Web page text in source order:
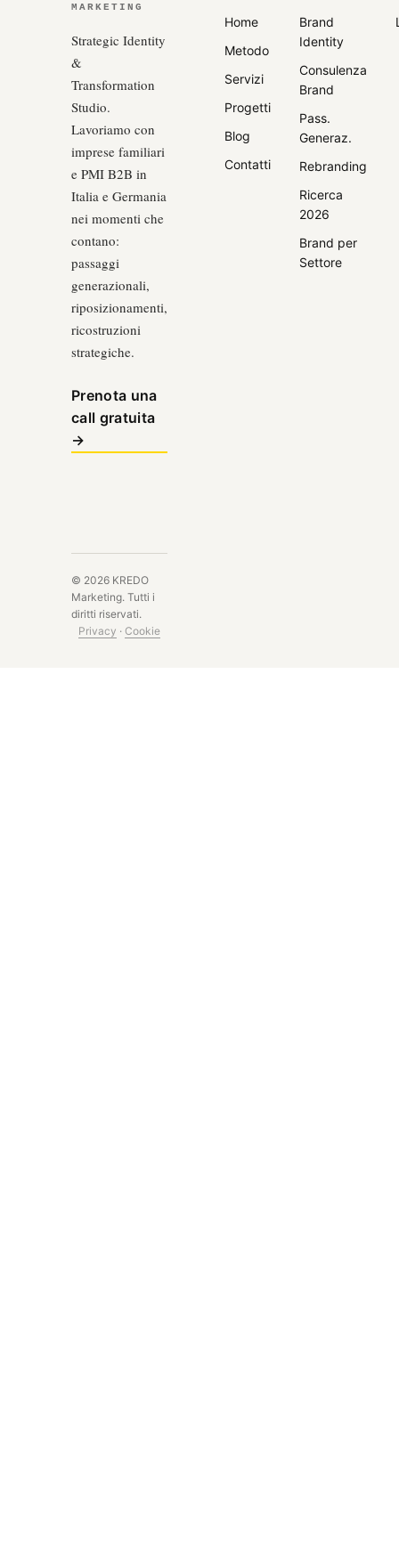
MARKETING
Strategic Identity
&
Transformation
Studio.
Lavoriamo con
imprese familiari
e PMI B2B in
Italia e Germania
nei momenti che
contano:
passaggi
generazionali,
riposizionamenti,
ricostruzioni
strategiche.
Prenota una
call gratuita
→
Home
Metodo
Servizi
Progetti
Blog
Contatti
Brand
Identity
Consulenza
Brand
Pass.
Generaz.
Rebranding
Ricerca
2026
Brand per
Settore
© 2026 KREDO
Marketing. Tutti i
diritti riservati.
Privacy · Cookie